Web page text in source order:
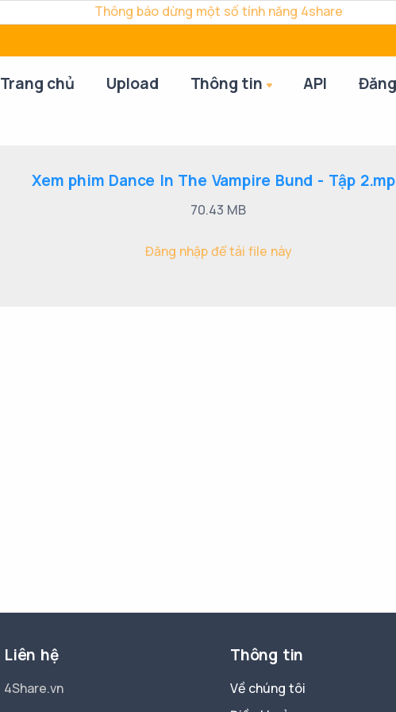
Thông báo dừng một số tính năng 4share
Trang chủ Upload Thông tin API
Xem phim Dance In The Vampire Bund - Tập
70.43 MB
Đăng nhập để tải file này
Liên hệ
4Share.vn
Thông tin
Về chúng tôi